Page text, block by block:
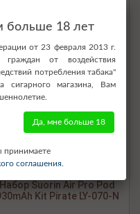
Набор Suorin Air Pro Pod
Kit Pirate LY-070-N
больше 18 лет
от 23 февраля 2013 г.
от воздействия
потребления табака"
сигарного магазина, Вам
Да, мне больше 18
принимаете
соглашения.